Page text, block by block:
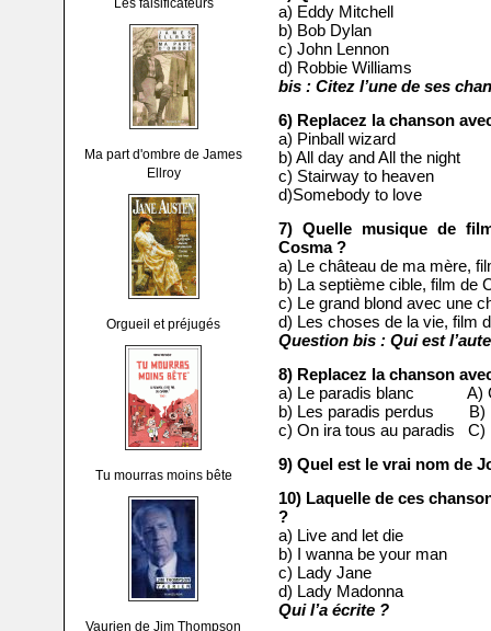
Les falsificateurs
Ma part d'ombre de James
Ellroy
Orgueil et préjugés
Tu mourras moins bête
Vaurien de Jim Thompson
a) Eddy Mitchell
b) Bob Dylan
c) John Lennon
d) Robbie Williams
bis : Citez l’une de ses
6) Replacez la chanson
a) Pinball wizard A)
b) All day and All the night
c) Stairway to heaven
d)Somebody to love
7) Quelle musique de
Cosma ?
a) Le château de ma mère,
b) La septième cible, film de
c) Le grand blond avec une
d) Les choses de la vie, film
Question bis : Qui est
8) Replacez la chanson
a) Le paradis blanc A)
b) Les paradis perdus B)
c) On ira tous au paradis C)
9) Quel est le vrai nom de
10) Laquelle de ces
?
a) Live and let die
b) I wanna be your man
c) Lady Jane
d) Lady Madonna
Qui l’a écrite ?